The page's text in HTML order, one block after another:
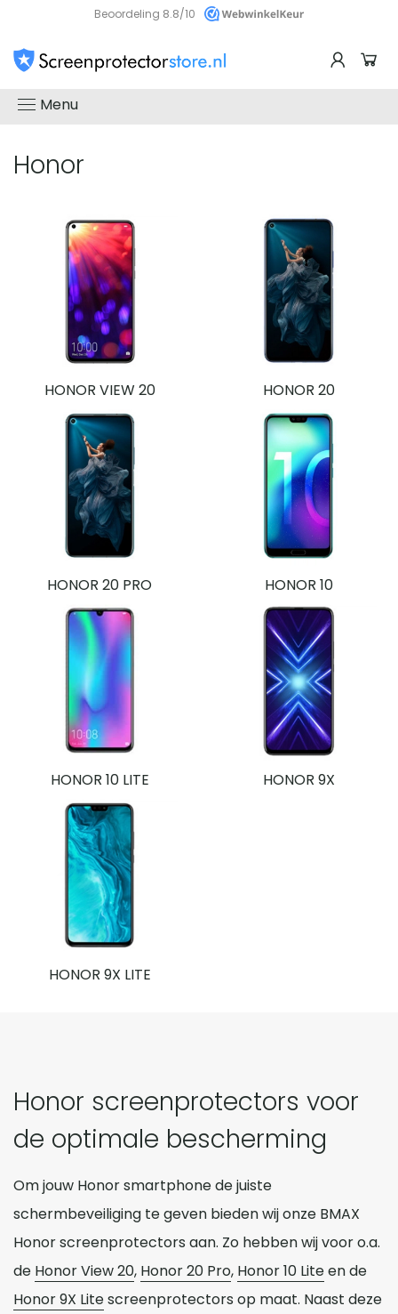
Beoordeling 8.8/10
Menu
Honor
HONOR VIEW 20 HONOR 20
HONOR 20 PRO HONOR 10
HONOR 10 LITE HONOR 9X
HONOR 9X LITE
Honor screenprotectors voor
de optimale bescherming
Om jouw Honor smartphone de juiste
schermbeveiliging te geven bieden wij onze BMAX
Honor screenprotectors aan. Zo hebben wij voor o.a.
de Honor View 20, Honor 20 Pro, Honor 10 Liteen de
Honor 9X Litescreenprotectors op maat. Naast deze